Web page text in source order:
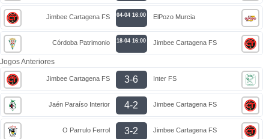
Jimbee Cartagena FS 04-04 16:00 ElPozo Murcia
Córdoba Patrimonio 18-04 16:00 Jimbee Cartagena FS
Jogos Anteriores
Jimbee Cartagena FS 3-6 Inter FS
Jaén Paraíso Interior 4-2 Jimbee Cartagena FS
O Parrulo Ferrol 3-2 Jimbee Cartagena FS